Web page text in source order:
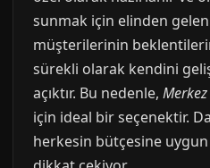
sunmak için elinden
müşterilerinin
sürekli olarak kendini
açıktır. Bu nedenle,
için ideal bir seçenektir.
herkesin bütçesine